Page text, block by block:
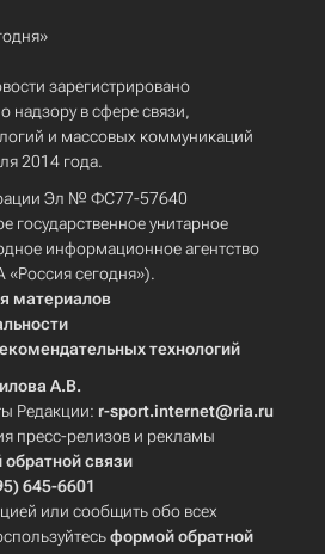
зарегистрировано
надзору в сфере связи,
и массовых коммуникаций
2014 года.
Эл № ФС77-57640
государственное унитарное
информационное агентство
сегодня»).
материалов
технологий
А.В.
Редакции: r-sport.internet@ria.ru
пресс-релизов и рекламы
связи
645-6601
или сообщить обо всех
формой обратной